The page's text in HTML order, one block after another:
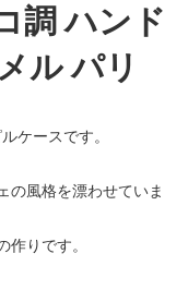
調 ハンド
ル パリ
ケースです。
の風格を漂わせていま
りです。